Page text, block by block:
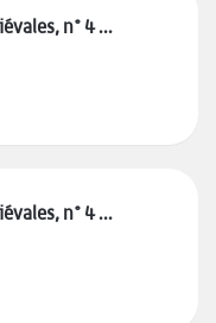
n° 4 ...
n° 4 ...